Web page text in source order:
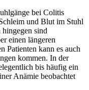
bei Colitis
und Blut im Stuhl
sind
einen längeren
Patienten kann es auch
kommen. In der
bis häufig ein
Anämie beobachtet